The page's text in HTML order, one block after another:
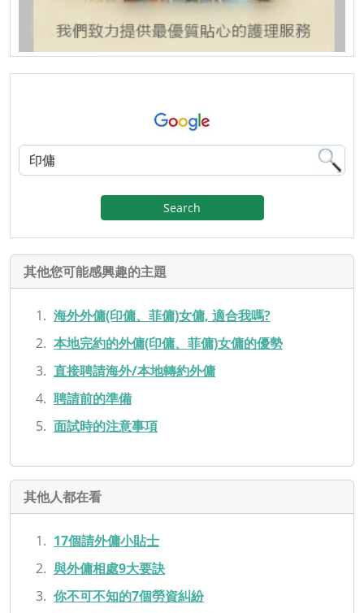
Search
其他您可能感興趣的主題
海外外傭(印傭、菲傭)女傭, 適合我嗎?
本地完約的外傭(印傭、菲傭)女傭的優勢
直接聘請海外/本地轉約外傭
聘請前的準備
面試時的注意事項
其他人都在看
17個請外傭小貼士
與外傭相處9大要訣
你不可不知的7個勞資糾紛